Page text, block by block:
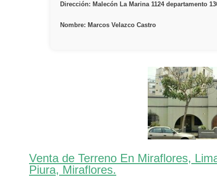
Dirección: Malecón La Marina 1124 departamento
Nombre: Marcos Velazco Castro
Venta de Terreno En Miraflores,
Piura, Miraflores.